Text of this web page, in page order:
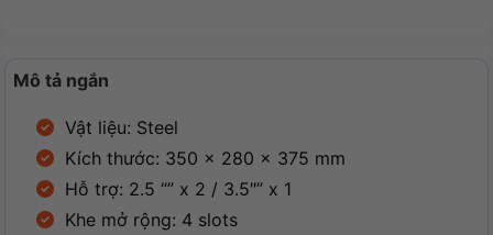
Mô tả ngắn
Vật liệu: Steel
Kích thước: 350 x 280 x 375 mm
Hỗ trợ: 2.5 “” x 2 / 3.5″” x 1
Khe mở rộng: 4 slots